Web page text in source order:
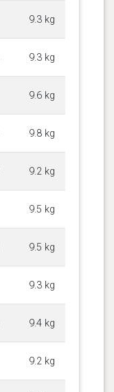
9.3 kg
9.3 kg
9.6 kg
9.8 kg
9.2 kg
9.5 kg
9.5 kg
9.3 kg
9.4 kg
9.2 kg